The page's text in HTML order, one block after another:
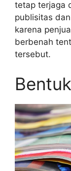
tetap terjaga
publisitas
karena
berbenah
tersebut.